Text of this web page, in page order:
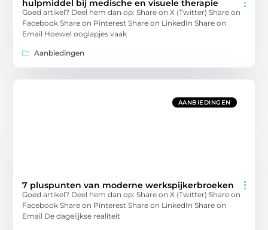
hulpmiddel bij medische en visuele therapie
Goed artikel? Deel hem dan op: Share on X (Twitter) Share on
Facebook Share on Pinterest Share on LinkedIn Share on
Email Hoewel ooglapjes vaak
Aanbiedingen
AANBIEDINGEN
7 pluspunten van moderne werkspijkerbroeken
Goed artikel? Deel hem dan op: Share on X (Twitter) Share on
Facebook Share on Pinterest Share on LinkedIn Share on
Email De dagelijkse realiteit